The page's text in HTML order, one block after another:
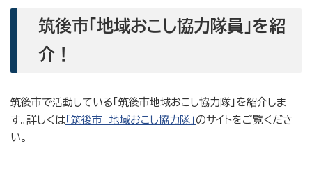
筑後市「地域おこし協力隊員」を紹
介！
筑後市で活動している「筑後市地域おこし協力隊」を紹介しま
す。詳しくは「筑後市 地域おこし協力隊」 のサイトをご覧くださ
い。